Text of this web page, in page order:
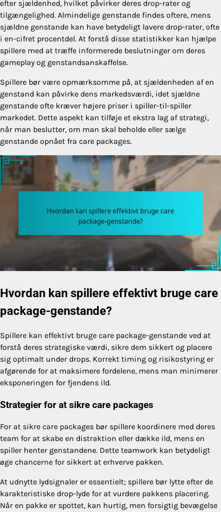
efter sjældenhed, hvilket påvirker deres drop-rater og
tilgængelighed. Almindelige genstande findes oftere, mens
sjældne genstande kan have betydeligt lavere drop-rater, ofte
i en-cifret procentdel. At forstå disse statistikker kan hjælpe
spillere med at træffe informerede beslutninger om deres
gameplay og genstandsanskaffelse.
Spillere bør være opmærksomme på, at sjældenheden af en
genstand kan påvirke dens markedsværdi, idet sjældne
genstande ofte kræver højere priser i spiller-til-spiller
markedet. Dette aspekt kan tilføje et ekstra lag af strategi,
når man beslutter, om man skal beholde eller sælge
genstande opnået fra care packages.
Hvordan kan spillere effektivt bruge care
package-genstande?
Spillere kan effektivt bruge care package-genstande ved at
forstå deres strategiske værdi, sikre dem sikkert og placere
sig optimalt under drops. Korrekt timing og risikostyring er
afgørende for at maksimere fordelene, mens man minimerer
eksponeringen for fjendens ild.
Strategier for at sikre care packages
For at sikre care packages bør spillere koordinere med deres
team for at skabe en distraktion eller dække ild, mens en
spiller henter genstandene. Dette teamwork kan betydeligt
øge chancerne for sikkert at erhverve pakken.
At udnytte lydsignaler er essentielt; spillere bør lytte efter de
karakteristiske drop-lyde for at vurdere pakkens placering.
Når en pakke er spottet, kan hurtig, men forsigtig bevægelse